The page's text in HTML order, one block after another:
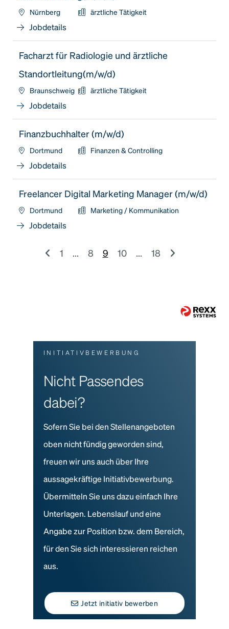
Nürnberg ärztliche Tätigkeit
Jobdetails
Facharzt für Radiologie und ärztliche
Standortleitung(m/w/d)
Braunschweig ärztliche Tätigkeit
Jobdetails
Finanzbuchhalter (m/w/d)
Dortmund Finanzen & Controlling
Jobdetails
Freelancer Digital Marketing Manager (m/w/d)
Dortmund Marketing / Kommunikation
Jobdetails
1 ... 8 9 10 ... 18
INITIATIVBEWERBUNG
Nicht Passendes
dabei?
Sofern Sie bei den Stellenangeboten
oben nicht fündig geworden sind,
freuen wir uns auch über Ihre
aussagekräftige Initiativbewerbung.
Übermitteln Sie uns dazu einfach Ihre
Unterlagen. Lebenslauf und eine
Angabe zur Position bzw. dem Bereich,
für den Sie sich interessieren reichen
aus.
Jetzt initiativ bewerben